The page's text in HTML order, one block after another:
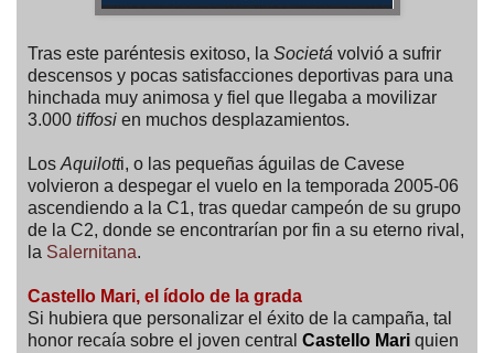
Tras este paréntesis exitoso, la Societá volvió a sufrir
descensos y pocas satisfacciones deportivas para una
hinchada muy animosa y fiel que llegaba a movilizar
3.000 tiffosi en muchos desplazamientos.
Los Aquilotti, o las pequeñas águilas de Cavese
volvieron a despegar el vuelo en la temporada 2005-06
ascendiendo a la C1, tras quedar campeón de su grupo
de la C2, donde se encontrarían por fin a su eterno rival,
la Salernitana.
Castello Mari, el ídolo de la grada
Si hubiera que personalizar el éxito de la campaña, tal
honor recaía sobre el joven central Castello Mari quien